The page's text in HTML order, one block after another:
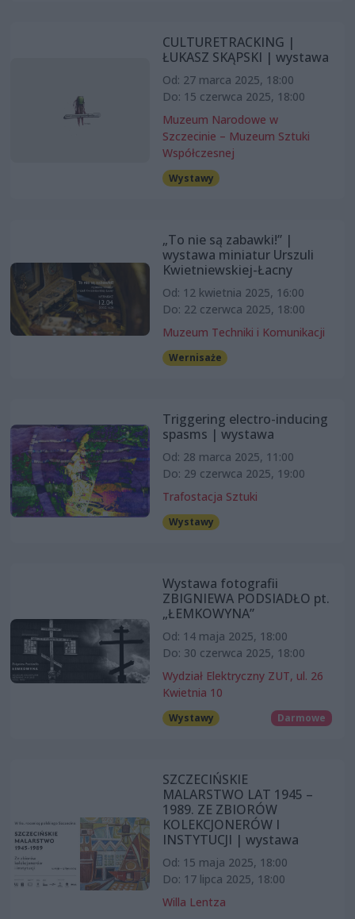
CULTURETRACKING |
ŁUKASZ SKĄPSKI | wystawa
Od: 27 marca 2025, 18:00
Do: 15 czerwca 2025, 18:00
Muzeum Narodowe w
Szczecinie – Muzeum Sztuki
Współczesnej
Wystawy
„To nie są zabawki!” |
wystawa miniatur Urszuli
Kwietniewskiej-Łacny
Od: 12 kwietnia 2025, 16:00
Do: 22 czerwca 2025, 18:00
Muzeum Techniki i Komunikacji
Wernisaże
Triggering electro-inducing
spasms | wystawa
Od: 28 marca 2025, 11:00
Do: 29 czerwca 2025, 19:00
Trafostacja Sztuki
Wystawy
Wystawa fotografii
ZBIGNIEWA PODSIADŁO pt.
„ŁEMKOWYNA”
Od: 14 maja 2025, 18:00
Do: 30 czerwca 2025, 18:00
Wydział Elektryczny ZUT, ul. 26
Kwietnia 10
Wystawy Darmowe
SZCZECIŃSKIE
MALARSTWO LAT 1945 –
1989. ZE ZBIORÓW
KOLEKCJONERÓW I
INSTYTUCJI | wystawa
Od: 15 maja 2025, 18:00
Do: 17 lipca 2025, 18:00
Willa Lentza